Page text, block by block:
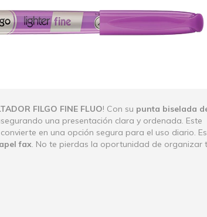
FILGO FINE FLUO! Con su punta biselada
una presentación clara y ordenada. Este
en una opción segura para el uso diario. Es
fax. No te pierdas la oportunidad de organizar